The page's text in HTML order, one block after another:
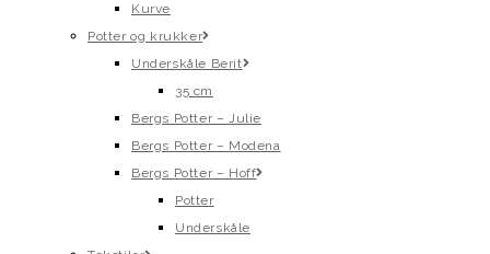
Kurve
Potter og krukker
Underskåle Berit
35 cm
Bergs Potter – Julie
Bergs Potter – Modena
Bergs Potter – Hoff
Potter
Underskåle